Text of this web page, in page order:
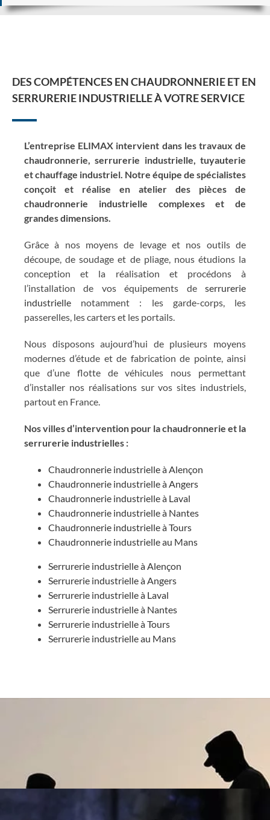
DES COMPÉTENCES EN CHAUDRONNERIE ET EN
SERRURERIE INDUSTRIELLE À VOTRE SERVICE
L’entreprise ELIMAX intervient dans les travaux de
chaudronnerie, serrurerie industrielle, tuyauterie
et chauffage industriel. Notre équipe de spécialistes
conçoit et réalise en atelier des pièces de
chaudronnerie industrielle complexes et de
grandes dimensions.
Grâce à nos moyens de levage et nos outils de
découpe, de soudage et de pliage, nous étudions la
conception et la réalisation et procédons à
l’installation de vos équipements de serrurerie
industrielle notamment : les garde-corps, les
passerelles, les carters et les portails.
Nous disposons aujourd’hui de plusieurs moyens
modernes d’étude et de fabrication de pointe, ainsi
que d’une flotte de véhicules nous permettant
d’installer nos réalisations sur vos sites industriels,
partout en France.
Nos villes d’intervention pour la chaudronnerie et la
serrurerie industrielles :
Chaudronnerie industrielle à Alençon
Chaudronnerie industrielle à Angers
Chaudronnerie industrielle à Laval
Chaudronnerie industrielle à Nantes
Chaudronnerie industrielle à Tours
Chaudronnerie industrielle au Mans
Serrurerie industrielle à Alençon
Serrurerie industrielle à Angers
Serrurerie industrielle à Laval
Serrurerie industrielle à Nantes
Serrurerie industrielle à Tours
Serrurerie industrielle au Mans